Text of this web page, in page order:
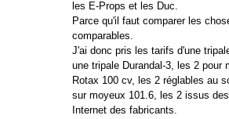
les E-Props et les Duc.
Parce qu'il faut comparer les
comparables.
J'ai donc pris les tarifs d'une
une tripale Durandal-3, les 2 pour
Rotax 100 cv, les 2 réglables au
sur moyeux 101.6, les 2 issus
Internet des fabricants.